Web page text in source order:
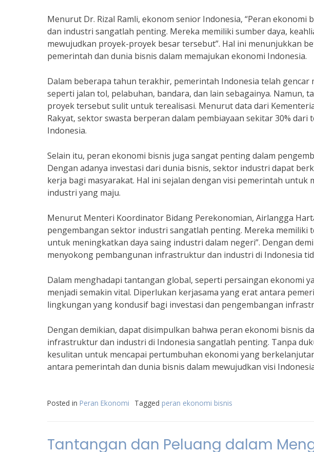
Menurut Dr. Rizal Ramli, ekonom senior Indonesia, “Peran
dan industri sangatlah penting. Mereka memiliki sumber daya,
mewujudkan proyek-proyek besar tersebut”. Hal ini menunjukkan
pemerintah dan dunia bisnis dalam memajukan ekonomi Indonesia.
Dalam beberapa tahun terakhir, pemerintah Indonesia telah
seperti jalan tol, pelabuhan, bandara, dan lain sebagainya. Namun,
proyek tersebut sulit untuk terealisasi. Menurut data dari
Rakyat, sektor swasta berperan dalam pembiayaan sekitar 30%
Indonesia.
Selain itu, peran ekonomi bisnis juga sangat penting dalam
Dengan adanya investasi dari dunia bisnis, sektor industri dapat
kerja bagi masyarakat. Hal ini sejalan dengan visi pemerintah untuk
industri yang maju.
Menurut Menteri Koordinator Bidang Perekonomian, Airlangga
pengembangan sektor industri sangatlah penting. Mereka memiliki
untuk meningkatkan daya saing industri dalam negeri”. Dengan
menyokong pembangunan infrastruktur dan industri di Indonesia
Dalam menghadapi tantangan global, seperti persaingan ekonomi
menjadi semakin vital. Diperlukan kerjasama yang erat antara
lingkungan yang kondusif bagi investasi dan pengembangan
Dengan demikian, dapat disimpulkan bahwa peran ekonomi bisnis
infrastruktur dan industri di Indonesia sangatlah penting. Tanpa
kesulitan untuk mencapai pertumbuhan ekonomi yang
antara pemerintah dan dunia bisnis dalam mewujudkan visi
Posted in Peran Ekonomi Tagged peran ekonomi bisnis
Tantangan dan Peluang dalam